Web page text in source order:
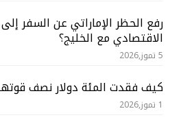
رفع الحظر الإماراتي عن السفر
الاقتصادي مع الخليج؟
5 تموز,2026
كيف فقدت المئة دولار نصف
1 تموز,2026